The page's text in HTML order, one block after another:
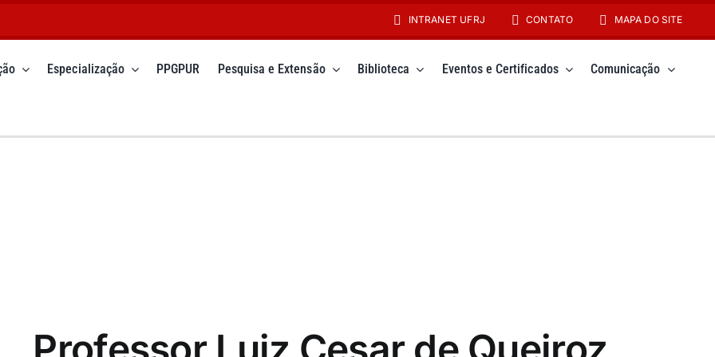
INTRANET UFRJ CONTATO MAPA DO SITE
Especialização PPGPUR Pesquisa e Extensão Biblioteca Eventos e Certificados Comunicação